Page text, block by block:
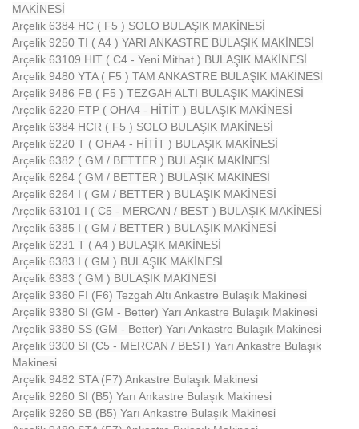
MAKİNESİ
Arçelik 6384 HC ( F5 ) SOLO BULAŞIK MAKİNESİ
Arçelik 9250 TI ( A4 ) YARI ANKASTRE BULAŞIK MAKİNESİ
Arçelik 63109 HIT ( C4 - Yeni Mithat ) BULAŞIK MAKİNESİ
Arçelik 9480 YTA ( F5 ) TAM ANKASTRE BULAŞIK MAKİNESİ
Arçelik 9486 FB ( F5 ) TEZGAH ALTI BULAŞIK MAKİNESİ
Arçelik 6220 FTP ( OHA4 - HİTİT ) BULAŞIK MAKİNESİ
Arçelik 6384 HCR ( F5 ) SOLO BULAŞIK MAKİNESİ
Arçelik 6220 T ( OHA4 - HİTİT ) BULAŞIK MAKİNESİ
Arçelik 6382 ( GM / BETTER ) BULAŞIK MAKİNESİ
Arçelik 6264 ( GM / BETTER ) BULAŞIK MAKİNESİ
Arçelik 6264 I ( GM / BETTER ) BULAŞIK MAKİNESİ
Arçelik 63101 I ( C5 - MERCAN / BEST ) BULAŞIK MAKİNESİ
Arçelik 6385 I ( GM / BETTER ) BULAŞIK MAKİNESİ
Arçelik 6231 T ( A4 ) BULAŞIK MAKİNESİ
Arçelik 6383 I ( GM ) BULAŞIK MAKİNESİ
Arçelik 6383 ( GM ) BULAŞIK MAKİNESİ
Arçelik 9360 FI (F6) Tezgah Altı Ankastre Bulaşık Makinesi
Arçelik 9380 SI (GM - Better) Yarı Ankastre Bulaşık Makinesi
Arçelik 9380 SS (GM - Better) Yarı Ankastre Bulaşık Makinesi
Arçelik 9300 SI (C5 - MERCAN / BEST) Yarı Ankastre Bulaşık
Makinesi
Arçelik 9482 STA (F7) Ankastre Bulaşık Makinesi
Arçelik 9260 SI (B5) Yarı Ankastre Bulaşık Makinesi
Arçelik 9260 SB (B5) Yarı Ankastre Bulaşık Makinesi